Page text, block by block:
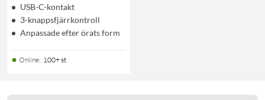
USB-C-kontakt
3-knappsfjärrkontroll
Anpassade efter örats form
Online: 100+ st